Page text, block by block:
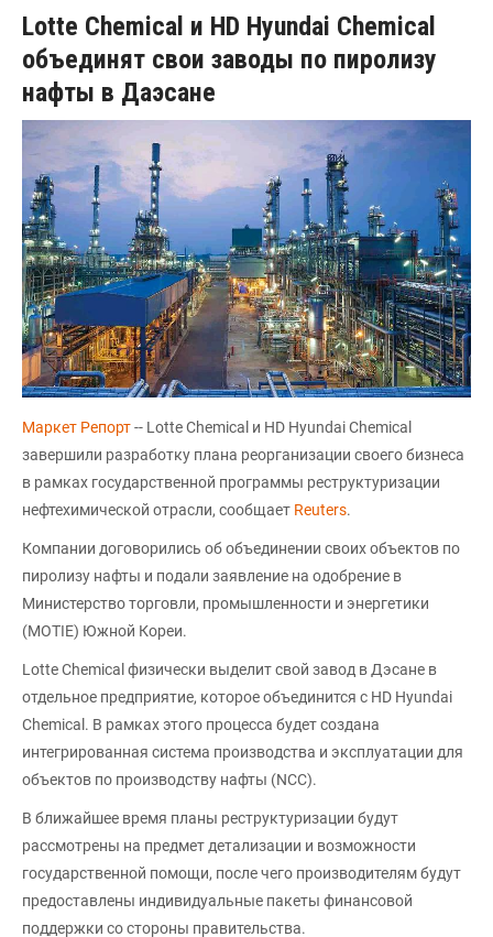
Lotte Chemical и HD Hyundai Chemical
объединят свои заводы по пиролизу
нафты в Даэсане
Маркет Репорт-- Lotte Chemical и HD Hyundai Chemical
завершили разработку плана реорганизации своего бизнеса
в рамках государственной программы реструктуризации
нефтехимической отрасли, сообщает Reuters.
Компании договорились об объединении своих объектов по
пиролизу нафты и подали заявление на одобрение в
Министерство торговли, промышленности и энергетики
(MOTIE) Южной Кореи.
Lotte Chemical физически выделит свой завод в Дэсане в
отдельное предприятие, которое объединится с HD Hyundai
Chemical. В рамках этого процесса будет создана
интегрированная система производства и эксплуатации для
объектов по производству нафты (NCC).
В ближайшее время планы реструктуризации будут
рассмотрены на предмет детализации и возможности
государственной помощи, после чего производителям будут
предоставлены индивидуальные пакеты финансовой
поддержки со стороны правительства.